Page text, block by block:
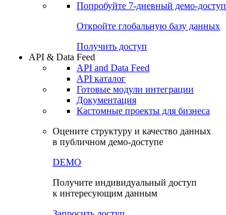
Попробуйте 7-дневный демо-доступ
Откройте глобальную базу данных
Получить доступ
API & Data Feed
API and Data Feed
API каталог
Готовые модули интеграции
Документация
Кастомные проекты для бизнеса
Оцените структуру и качество данных
в публичном демо-доступе
DEMO
Получите индивидуальный доступ
к интересующим данным